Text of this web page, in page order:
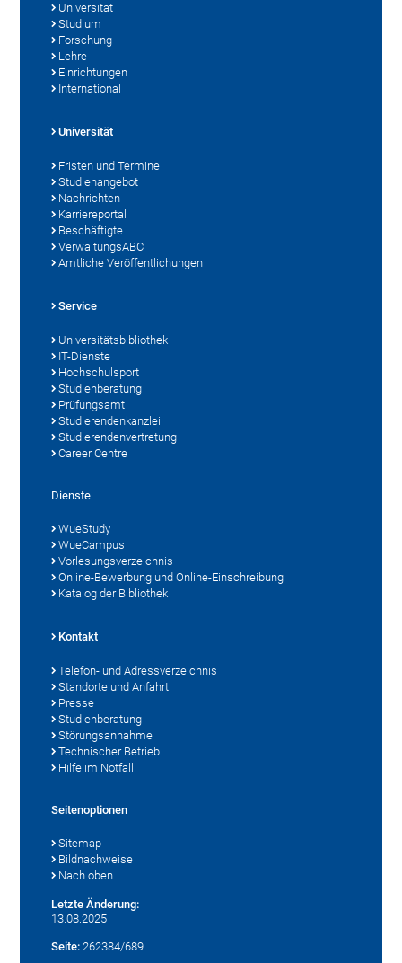
Universität
Studium
Forschung
Lehre
Einrichtungen
International
Universität
Fristen und Termine
Studienangebot
Nachrichten
Karriereportal
Beschäftigte
VerwaltungsABC
Amtliche Veröffentlichungen
Service
Universitätsbibliothek
IT-Dienste
Hochschulsport
Studienberatung
Prüfungsamt
Studierendenkanzlei
Studierendenvertretung
Career Centre
Dienste
WueStudy
WueCampus
Vorlesungsverzeichnis
Online-Bewerbung und Online-Einschreibung
Katalog der Bibliothek
Kontakt
Telefon- und Adressverzeichnis
Standorte und Anfahrt
Presse
Studienberatung
Störungsannahme
Technischer Betrieb
Hilfe im Notfall
Seitenoptionen
Sitemap
Bildnachweise
Nach oben
Letzte Änderung:
13.08.2025
Seite: 262384/689